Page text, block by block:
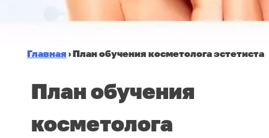
Главная ›План обучения косметолога эстетиста
План обучения
косметолога